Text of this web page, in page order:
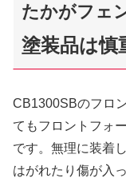
たかがフェ
塗装品は慎
CB1300SBのフロ
てもフロントフォ
です。無理に装着
はがれたり傷が入